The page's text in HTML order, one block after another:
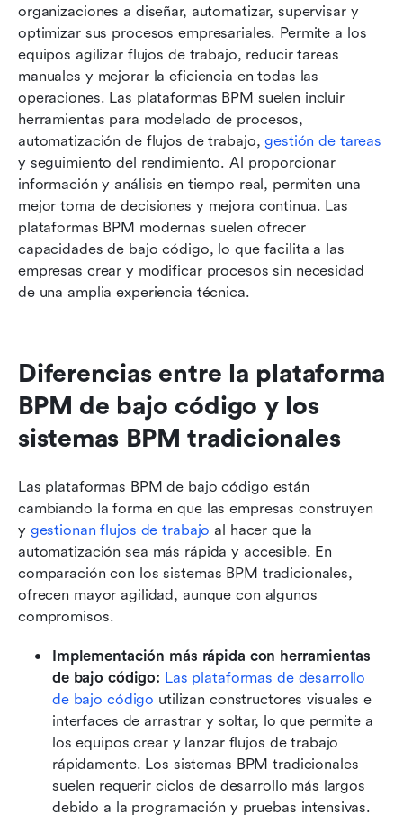
organizaciones a diseñar, automatizar, supervisar y
optimizar sus procesos empresariales. Permite a los
equipos agilizar flujos de trabajo, reducir tareas
manuales y mejorar la eficiencia en todas las
operaciones. Las plataformas BPM suelen incluir
herramientas para modelado de procesos,
automatización de flujos de trabajo, gestión de tareas
y seguimiento del rendimiento. Al proporcionar
información y análisis en tiempo real, permiten una
mejor toma de decisiones y mejora continua. Las
plataformas BPM modernas suelen ofrecer
capacidades de bajo código, lo que facilita a las
empresas crear y modificar procesos sin necesidad
de una amplia experiencia técnica.
Diferencias entre la plataforma
BPM de bajo código y los
sistemas BPM tradicionales
Las plataformas BPM de bajo código están
cambiando la forma en que las empresas construyen
y gestionan flujos de trabajo al hacer que la
automatización sea más rápida y accesible. En
comparación con los sistemas BPM tradicionales,
ofrecen mayor agilidad, aunque con algunos
compromisos.
Implementación más rápida con herramientas
de bajo código: Las plataformas de desarrollo
de bajo código utilizan constructores visuales e
interfaces de arrastrar y soltar, lo que permite a
los equipos crear y lanzar flujos de trabajo
rápidamente. Los sistemas BPM tradicionales
suelen requerir ciclos de desarrollo más largos
debido a la programación y pruebas intensivas.